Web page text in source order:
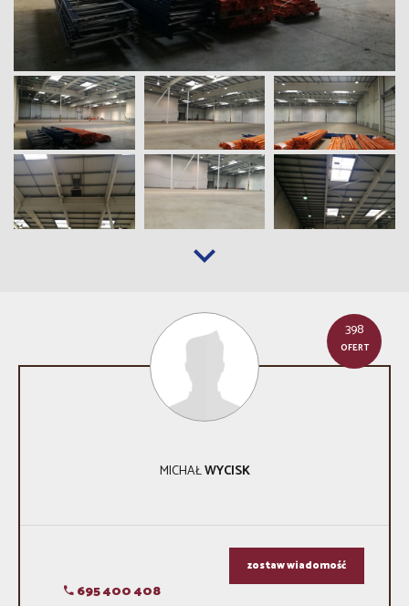
398
OFERT
MICHAŁWYCISK
695 400 408
zostaw wiadomość